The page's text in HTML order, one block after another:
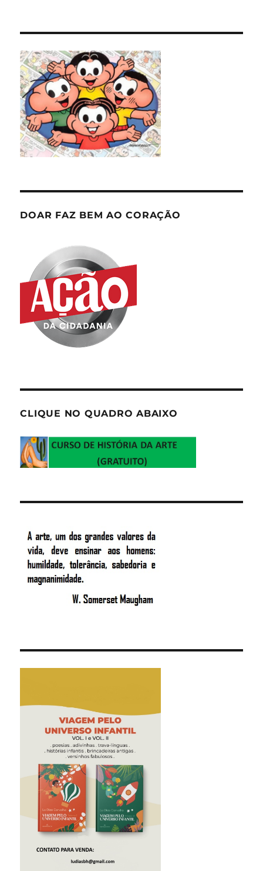
DOAR FAZ BEM AO CORAÇÃO
CLIQUE NO QUADRO ABAIXO